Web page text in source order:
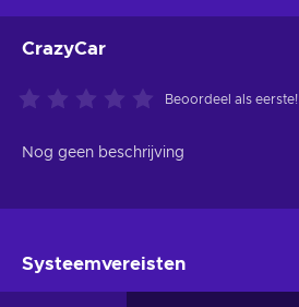
CrazyCar
Beoordeel als eerste!
Nog geen beschrijving
Systeemvereisten